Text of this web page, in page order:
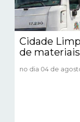
Cidade
de
no dia 04 de